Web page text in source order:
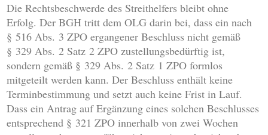
Die Rechtsbeschwerde des Streithelfers bleibt ohne
Erfolg. Der BGH tritt dem OLG darin bei, dass ein nach
§ 516 Abs. 3 ZPO ergangener Beschluss nicht gemäß
§ 329 Abs. 2 Satz 2 ZPO zustellungsbedürftig ist,
sondern gemäß § 329 Abs. 2 Satz 1 ZPO formlos
mitgeteilt werden kann. Der Beschluss enthält keine
Terminbestimmung und setzt auch keine Frist in Lauf.
Dass ein Antrag auf Ergänzung eines solchen Beschlusses
entsprechend § 321 ZPO innerhalb von zwei Wochen